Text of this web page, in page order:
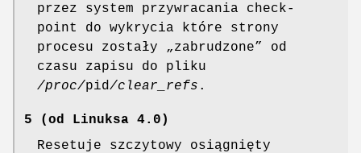
przez system przywracania check-
point do wykrycia które strony
procesu zostały „zabrudzone” od
czasu zapisu do pliku
/proc/pid/clear_refs .
5 (od Linuksa 4.0)
Resetuje szczytowy osiągnięty